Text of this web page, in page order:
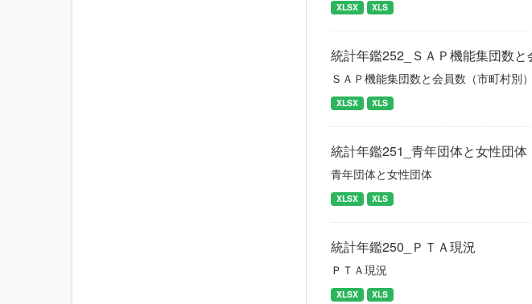
XLSX XLS
統計年鑑252_ＳＡＰ機能集団数と
ＳＡＰ機能集団数と会員数（市町村別）
XLSX XLS
統計年鑑251_青年団体と女性団体
青年団体と女性団体
XLSX XLS
統計年鑑250_ＰＴＡ現況
ＰＴＡ現況
XLSX XLS